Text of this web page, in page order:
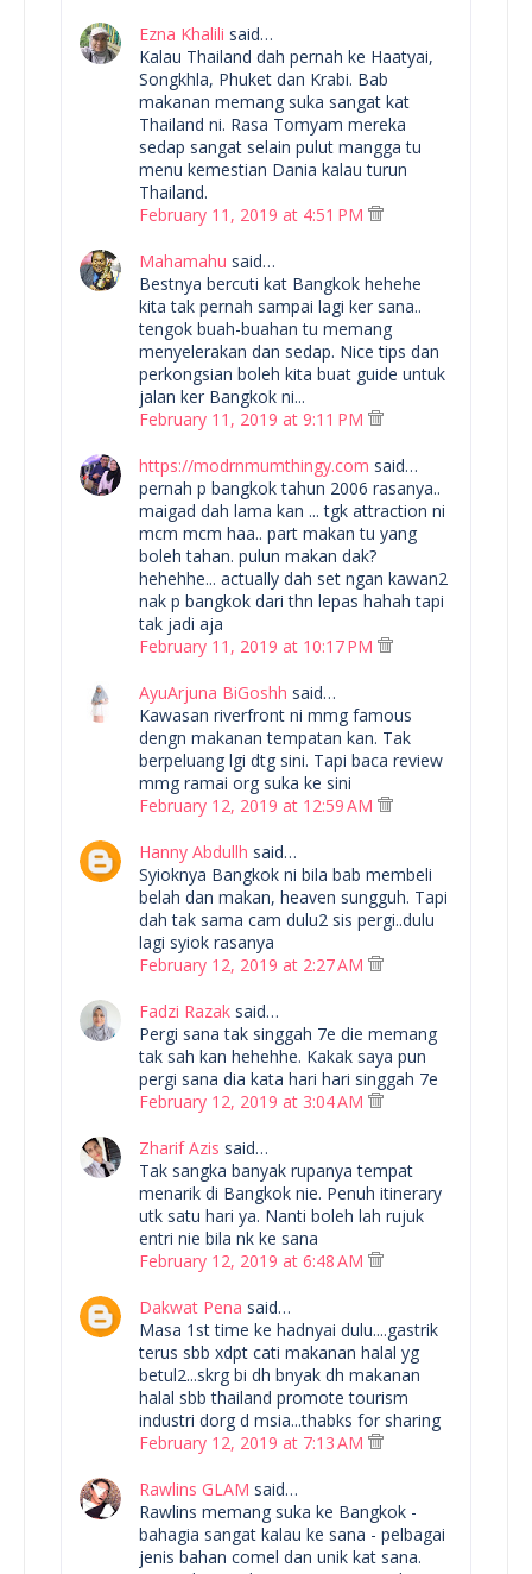
Ezna Khalili said…
Kalau Thailand dah pernah ke Haatyai,
Songkhla, Phuket dan Krabi. Bab
makanan memang suka sangat kat
Thailand ni. Rasa Tomyam mereka
sedap sangat selain pulut mangga tu
menu kemestian Dania kalau turun
Thailand.
February 11, 2019 at 4:51 PM
Mahamahu said…
Bestnya bercuti kat Bangkok hehehe
kita tak pernah sampai lagi ker sana..
tengok buah-buahan tu memang
menyelerakan dan sedap. Nice tips dan
perkongsian boleh kita buat guide untuk
jalan ker Bangkok ni...
February 11, 2019 at 9:11 PM
https://modrnmumthingy.com said…
pernah p bangkok tahun 2006 rasanya..
maigad dah lama kan ... tgk attraction ni
mcm mcm haa.. part makan tu yang
boleh tahan. pulun makan dak?
hehehhe... actually dah set ngan kawan2
nak p bangkok dari thn lepas hahah tapi
tak jadi aja
February 11, 2019 at 10:17 PM
AyuArjuna BiGoshh said…
Kawasan riverfront ni mmg famous
dengn makanan tempatan kan. Tak
berpeluang lgi dtg sini. Tapi baca review
mmg ramai org suka ke sini
February 12, 2019 at 12:59 AM
Hanny Abdullh said…
Syioknya Bangkok ni bila bab membeli
belah dan makan, heaven sungguh. Tapi
dah tak sama cam dulu2 sis pergi..dulu
lagi syiok rasanya
February 12, 2019 at 2:27 AM
Fadzi Razak said…
Pergi sana tak singgah 7e die memang
tak sah kan hehehhe. Kakak saya pun
pergi sana dia kata hari hari singgah 7e
February 12, 2019 at 3:04 AM
Zharif Azis said…
Tak sangka banyak rupanya tempat
menarik di Bangkok nie. Penuh itinerary
utk satu hari ya. Nanti boleh lah rujuk
entri nie bila nk ke sana
February 12, 2019 at 6:48 AM
Dakwat Pena said…
Masa 1st time ke hadnyai dulu....gastrik
terus sbb xdpt cati makanan halal yg
betul2...skrg bi dh bnyak dh makanan
halal sbb thailand promote tourism
industri dorg d msia...thabks for sharing
February 12, 2019 at 7:13 AM
Rawlins GLAM said…
Rawlins memang suka ke Bangkok -
bahagia sangat kalau ke sana - pelbagai
jenis bahan comel dan unik kat sana.